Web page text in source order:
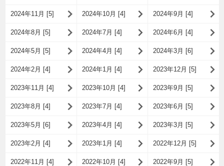
2024年11月 [5] 2024年10月 [4] 2024年9月 [4]
2024年8月 [5] 2024年7月 [4] 2024年6月 [4]
2024年5月 [5] 2024年4月 [4] 2024年3月 [6]
2024年2月 [4] 2024年1月 [4] 2023年12月 [5]
2023年11月 [4] 2023年10月 [4] 2023年9月 [5]
2023年8月 [4] 2023年7月 [4] 2023年6月 [5]
2023年5月 [6] 2023年4月 [4] 2023年3月 [5]
2023年2月 [4] 2023年1月 [4] 2022年12月 [5]
2022年11月 [4] 2022年10月 [4] 2022年9月 [5]